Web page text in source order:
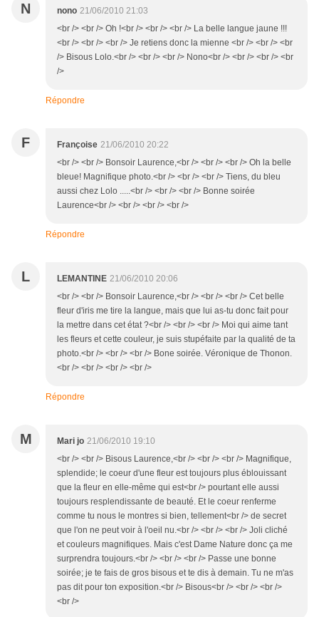
N nono 21/06/2010 21:03
<br /> <br /> Oh !<br /> <br /> <br /> La belle langue jaune !!!
<br /> <br /> <br /> Je retiens donc la mienne <br /> <br /> <br
/> Bisous Lolo.<br /> <br /> <br /> Nono<br /> <br /> <br /> <br
/>
Répondre
F Françoise 21/06/2010 20:22
<br /> <br /> Bonsoir Laurence,<br /> <br /> <br /> Oh la belle
bleue! Magnifique photo.<br /> <br /> <br /> Tiens, du bleu
aussi chez Lolo .....<br /> <br /> <br /> Bonne soirée
Laurence<br /> <br /> <br /> <br />
Répondre
L LEMANTINE 21/06/2010 20:06
<br /> <br /> Bonsoir Laurence,<br /> <br /> <br /> Cet belle
fleur d'iris me tire la langue, mais que lui as-tu donc fait pour
la mettre dans cet état ?<br /> <br /> <br /> Moi qui aime tant
les fleurs et cette couleur, je suis stupéfaite par la qualité de ta
photo.<br /> <br /> <br /> Bone soirée. Véronique de Thonon.
<br /> <br /> <br /> <br />
Répondre
M Mari jo 21/06/2010 19:10
<br /> <br /> Bisous Laurence,<br /> <br /> <br /> Magnifique,
splendide; le coeur d'une fleur est toujours plus éblouissant
que la fleur en elle-même qui est<br /> pourtant elle aussi
toujours resplendissante de beauté. Et le coeur renferme
comme tu nous le montres si bien, tellement<br /> de secret
que l'on ne peut voir à l'oeil nu.<br /> <br /> <br /> Joli cliché
et couleurs magnifiques. Mais c'est Dame Nature donc ça me
surprendra toujours.<br /> <br /> <br /> Passe une bonne
soirée; je te fais de gros bisous et te dis à demain. Tu ne m'as
pas dit pour ton exposition.<br /> Bisous<br /> <br /> <br />
<br />